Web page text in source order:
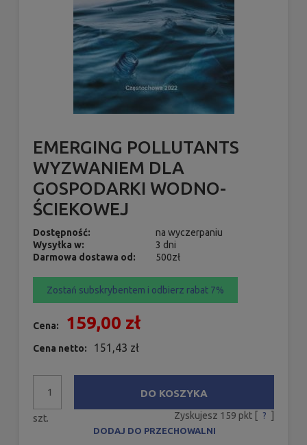
EMERGING POLLUTANTS
WYZWANIEM DLA
GOSPODARKI WODNO-
ŚCIEKOWEJ
Dostępność:
na wyczerpaniu
Wysyłka w:
3 dni
Darmowa dostawa od:
500zł
Zostań subskrybentem i odbierz rabat 7%
Cena: 159,00 zł
Cena netto: 151,43 zł
szt.
DO KOSZYKA
Zyskujesz 159 pkt [ ? ]
DODAJ DO PRZECHOWALNI